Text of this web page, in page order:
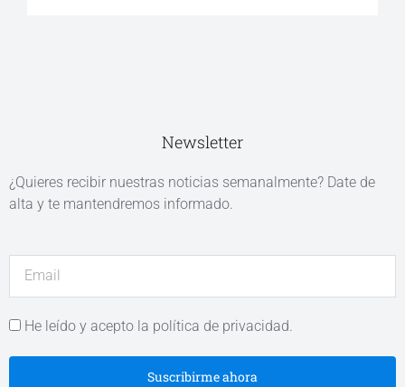
Newsletter
¿Quieres recibir nuestras noticias semanalmente? Date de
alta y te mantendremos informado.
He leído y acepto la política de privacidad.
Suscribirme ahora